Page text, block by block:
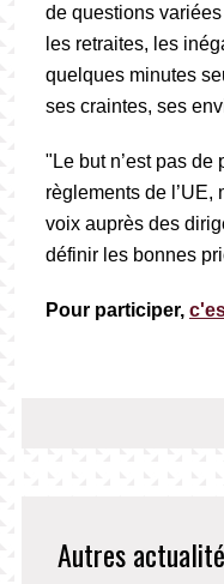
de questions
les retraites, les
quelques minutes
ses craintes, ses
"Le but n’est pas de
règlements de l’UE,
voix auprès des
définir les bonnes
Pour participer,
Autres